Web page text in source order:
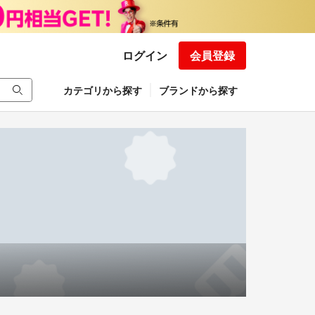
ログイン 会員登録
カテゴリから探す ブランドから探す